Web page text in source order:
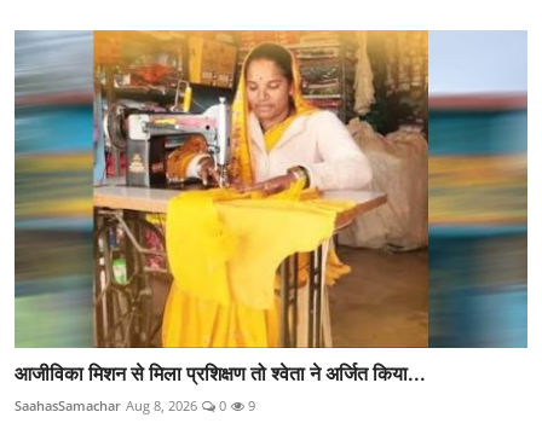
आजीविका मिशन से मिला प्रशिक्षण तो श्वेता ने अर्जित किया...
SaahasSamachar Aug 8, 2026 0 9